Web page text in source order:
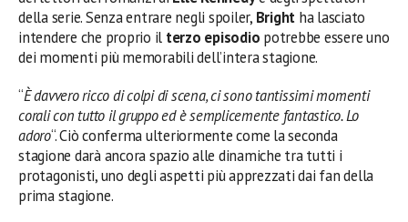
della serie. Senza entrare negli spoiler, Bright ha lasciato
intendere che proprio il terzo episodio potrebbe essere uno
dei momenti più memorabili dell’intera stagione.
“È davvero ricco di colpi di scena, ci sono tantissimi momenti
corali con tutto il gruppo ed è semplicemente fantastico. Lo
adoro“. Ciò conferma ulteriormente come la seconda
stagione darà ancora spazio alle dinamiche tra tutti i
protagonisti, uno degli aspetti più apprezzati dai fan della
prima stagione.